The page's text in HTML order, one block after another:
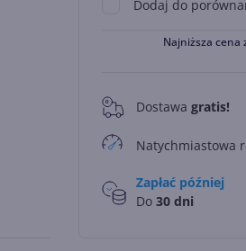
Dodaj do
Najniższa cena
0 Dostawa gratis!
Natychmiastowa
Zapłać później
Do 30 dni